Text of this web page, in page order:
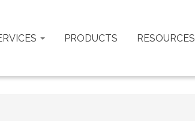
PRODUCTS RESOURCES